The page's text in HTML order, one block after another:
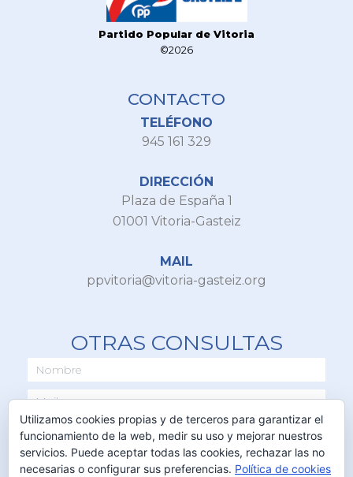
Partido Popular de Vitoria
©2026
CONTACTO
TELÉFONO
945 161 329
DIRECCIÓN
Plaza de España 1
01001 Vitoria-Gasteiz
MAIL
ppvitoria@vitoria-gasteiz.org
OTRAS CONSULTAS
Utilizamos cookies propias y de terceros para garantizar el
funcionamiento de la web, medir su uso y mejorar nuestros
servicios. Puede aceptar todas las cookies, rechazar las no
necesarias o configurar sus preferencias. Política de cookies